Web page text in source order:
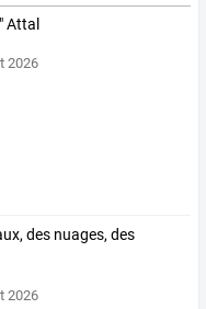
Attal
2026
des nuages, des
2026